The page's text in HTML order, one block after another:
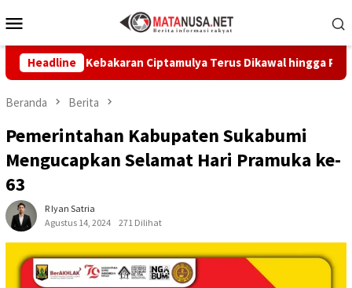
ke
Mobile
Headline
Kebakaran Ciptamulya Terus Dikawal hingga Pulih
Beranda Berita
Pemerintahan Kabupaten Sukabumi
Mengucapkan Selamat Hari Pramuka ke-
63
R Iyan Satria
Agustus 14, 2024
271 Dilihat